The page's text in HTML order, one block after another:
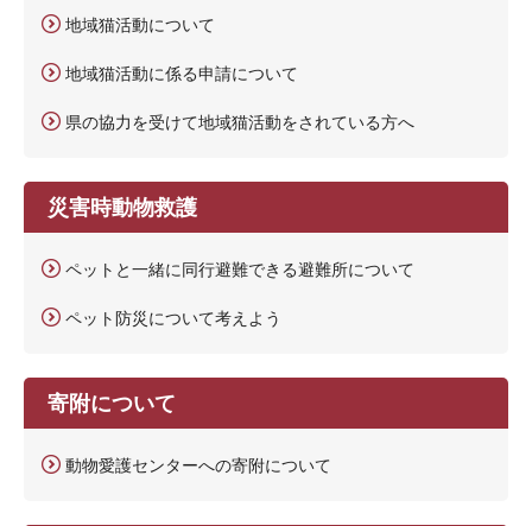
地域猫活動について
地域猫活動に係る申請について
県の協力を受けて地域猫活動をされている方へ
災害時動物救護
ペットと一緒に同行避難できる避難所について
ペット防災について考えよう
寄附について
動物愛護センターへの寄附について